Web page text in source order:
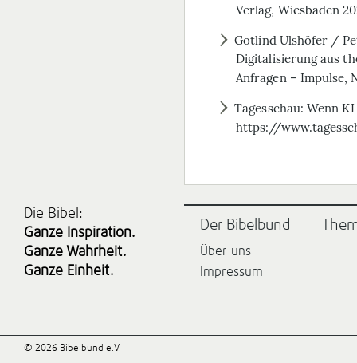
Verlag, Wiesbaden
Gotlind Ulshöfer /
Digitalisierung aus
Anfragen – Impulse,
Tagesschau: Wenn
https://
Die Bibel:
Ganze Inspiration.
Ganze Wahrheit.
Ganze Einheit.
Der Bibelbund
Über uns
Impressum
© 2026 Bibelbund e.V.